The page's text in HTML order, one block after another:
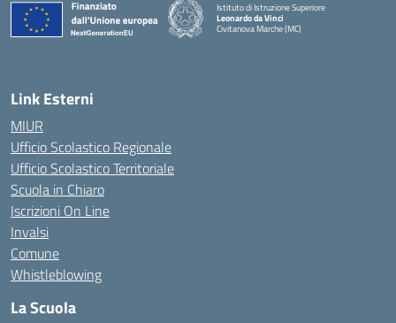
Istituto di Istruzione Superiore
Leonardo da Vinci
Civitanova Marche (MC)
Link Esterni
MIUR
Ufficio Scolastico Regionale
Ufficio Scolastico Territoriale
Scuola in Chiaro
Iscrizioni On Line
Invalsi
Comune
Whistleblowing
La Scuola